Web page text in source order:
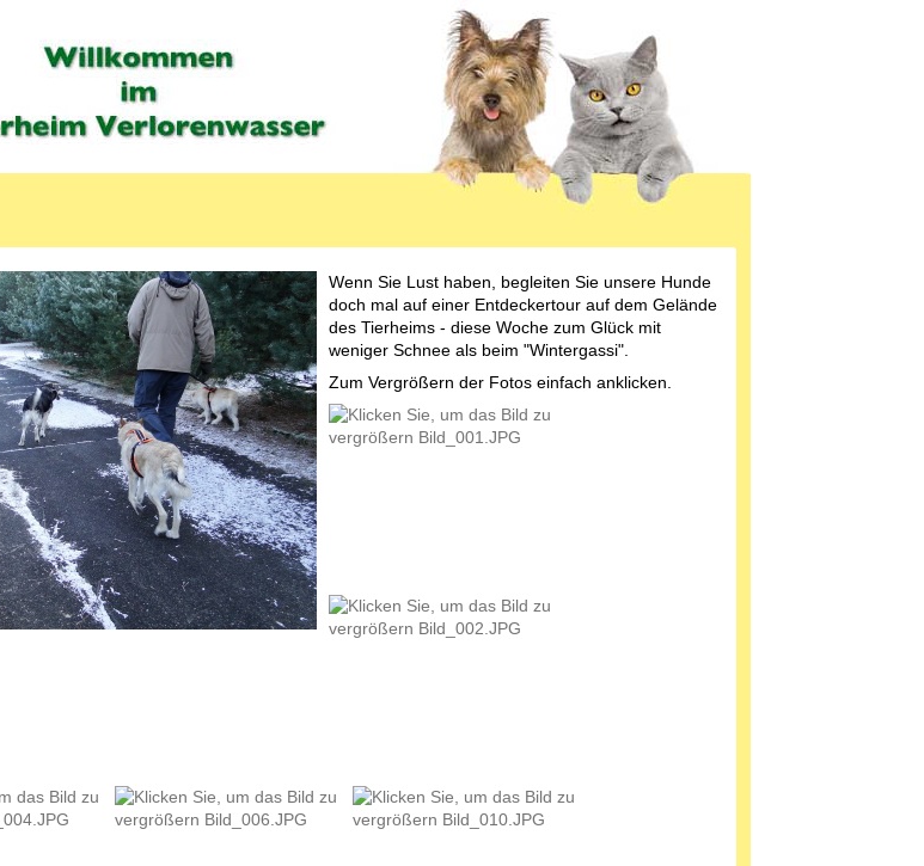
Wenn Sie Lust haben, begleiten Sie unsere Hunde
doch mal auf einer Entdeckertour auf dem Gelände
des Tierheims - diese Woche zum Glück mit
weniger Schnee als beim "Wintergassi".
Zum Vergrößern der Fotos einfach anklicken.